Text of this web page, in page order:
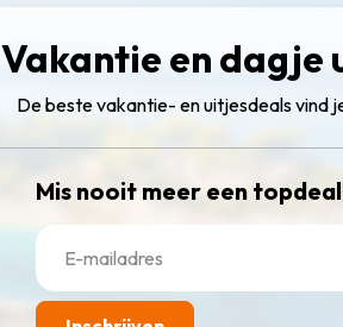
Vakantie en dagje
De beste vakantie- en uitjesdeals vind
Mis nooit meer een